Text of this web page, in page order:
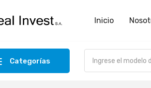
Inicio
Categorías